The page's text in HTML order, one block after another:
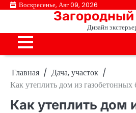
ПерейтиВоскресенье, Авг 09, 2026
Загородный
Дизайн
Главная
Дача, участок
Как утеплить дом из газобетонных
Как утеплить дом